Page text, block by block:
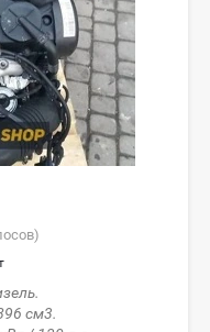
см3.